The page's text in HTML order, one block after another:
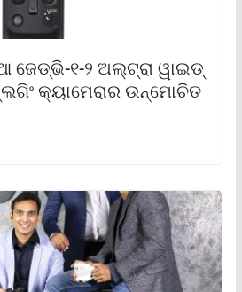
୧-୨ ଅଲ୍‌ଟ୍ରା ୱାଇଡ୍
କ୍ୟାମେରାର ଉନ୍ମୋଚିତ